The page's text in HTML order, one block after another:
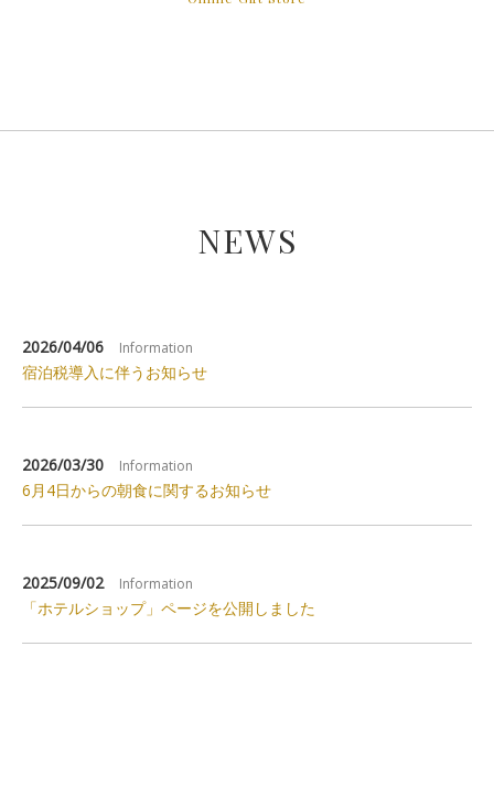
NEWS
2026/04/06 Information
宿泊税導入に伴うお知らせ
2026/03/30 Information
6月4日からの朝食に関するお知らせ
2025/09/02 Information
「ホテルショップ」ページを公開しました